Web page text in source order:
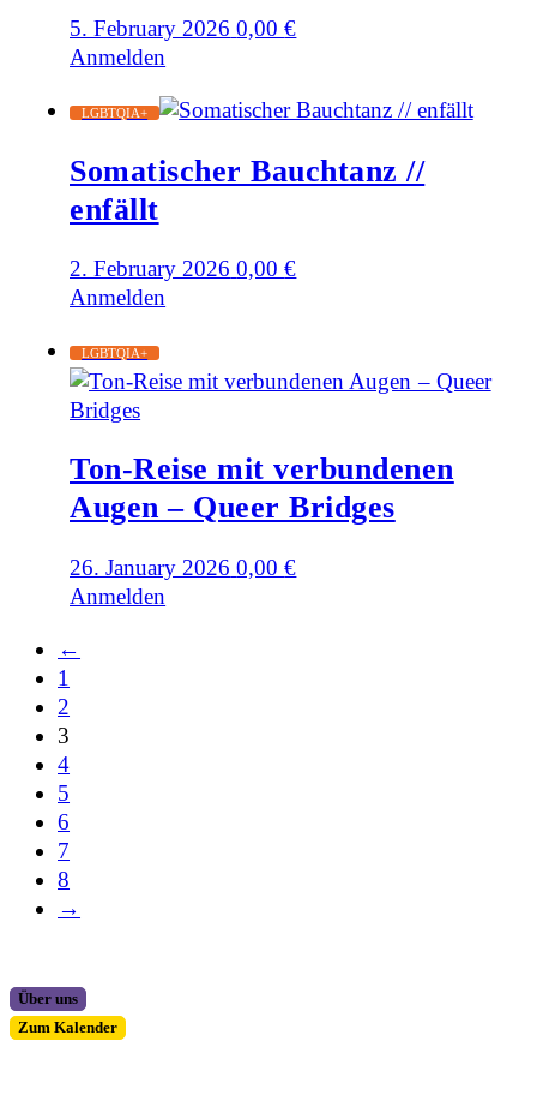
5. February 2026 0,00€
Anmelden
LGBTQIA+
Somatischer Bauchtanz //
enfällt
2. February 2026 0,00€
Anmelden
LGBTQIA+
Ton-Reise mit verbundenen
Augen – Queer Bridges
26. January 2026 0,00€
Anmelden
←
1
2
3
4
5
6
7
8
→
Über uns
Zum Kalender